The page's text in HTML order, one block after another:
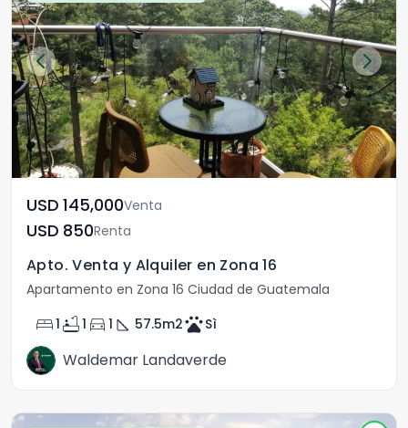
USD	145,000Venta
USD	850Renta
Apto. Venta y Alquiler en Zona 16
Apartamento en Zona 16 Ciudad de Guatemala
bed1 bathtub1 directions_car 1 square_foot 57.5m2petsSì
Waldemar Landaverde